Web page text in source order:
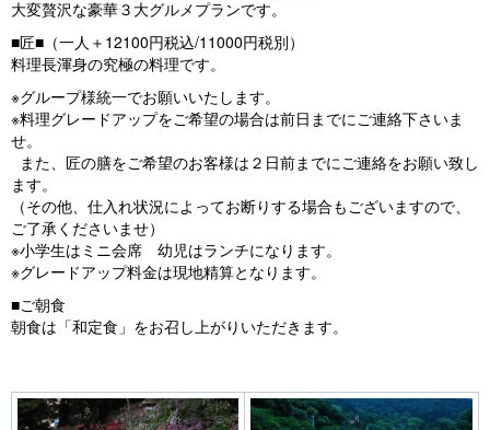
大変贅沢な豪華３大グルメプランです。
■匠■（一人＋12100円税込/11000円税別）
料理長渾身の究極の料理です。
※グループ様統一でお願いいたします。
※料理グレードアップをご希望の場合は前日までにご連絡下さいま
せ。
また、匠の膳をご希望のお客様は２日前までにご連絡をお願い致し
ます。
（その他、仕入れ状況によってお断りする場合もございますので、
ご了承くださいませ）
※小学生はミニ会席 幼児はランチになります。
※グレードアップ料金は現地精算となります。
■ご朝食
朝食は「和定食」をお召し上がりいただきます。